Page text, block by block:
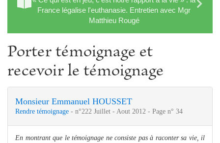
France légalise l'euthanasie. Entretien avec Mgr
Matthieu Rougé
Porter témoignage et
recevoir le témoignage
Monsieur Emmanuel HOUSSET
Rendre témoignage - n°222 Juillet - Aout 2012 - Page n° 34
En montrant que le témoignage ne consiste pas à raconter sa vie, il